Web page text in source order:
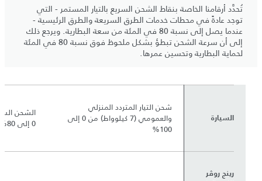
تُحدَّد أرقامنا الخاصة بنقاط الشحن السريع بالتيار المستمر - التي
توجد عادةً في محطات خدمات الطرق السريعة والطرق الرئيسية -
عندما يصل إلى نسبة 80 في المئة من سعة البطارية. ويرجع ذلك
إلى أن سرعة الشحن تبطؤ بشكل ملحوظ فوق نسبة 80 في المئة
لحماية البطارية وتحسين عمرها.
السيارة
شحن التيار المتردد المنزلي
والعمومي (7 كيلوواط) من 0 إلى
100%
الشحن
0 إلى 80%
رينج روڤر